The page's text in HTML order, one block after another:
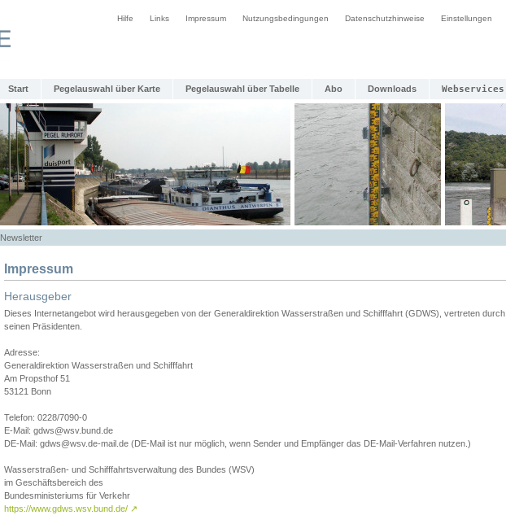
Hilfe Links Impressum Nutzungsbedingungen Datenschutzhinweise Einstellungen
Start Pegelauswahl über Karte Pegelauswahl über Tabelle Abo Downloads Webservices
Newsletter
Impressum
Herausgeber
Dieses Internetangebot wird herausgegeben von der Generaldirektion Wasserstraßen und Schifffahrt (GDWS), vertreten durch
seinen Präsidenten.
Adresse:
Generaldirektion Wasserstraßen und Schifffahrt
Am Propsthof 51
53121 Bonn
Telefon: 0228/7090-0
E-Mail: gdws@wsv.bund.de
DE-Mail: gdws@wsv.de-mail.de (DE-Mail ist nur möglich, wenn Sender und Empfänger das DE-Mail-Verfahren nutzen.)
Wasserstraßen- und Schifffahrtsverwaltung des Bundes (WSV)
im Geschäftsbereich des
Bundesministeriums für Verkehr
https://www.gdws.wsv.bund.de/ ↗